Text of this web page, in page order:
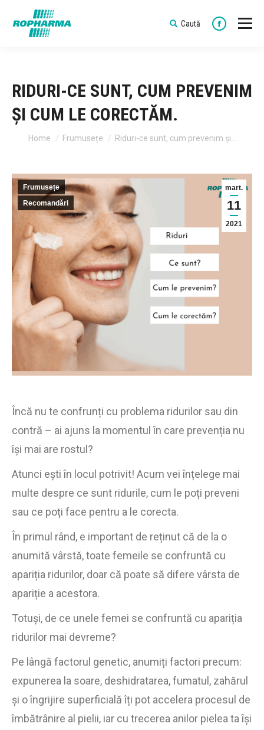
Search:
Caută
Facebook
RIDURI-CE SUNT, CUM PREVENIM
ȘI CUM LE CORECTĂM.
You are here:
Home Frumusețe Riduri-ce sunt, cum prevenim și…
mart.
11
2021
Frumusețe
Recomandări
Încă nu te confrunți cu problema ridurilor sau din
contră – ai ajuns la momentul în care prevenția nu
își mai are rostul?
Atunci ești în locul potrivit! Acum vei înțelege mai
multe despre ce sunt ridurile, cum le poți preveni
sau ce poți face pentru a le corecta.
În primul rând, e important de reținut că de la o
anumită vârstă, toate femeile se confruntă cu
apariția ridurilor, doar că poate să difere vârsta de
apariție a acestora.
Totuși, de ce unele femei se confruntă cu apariția
ridurilor mai devreme?
Pe lângă factorul genetic, anumiți factori precum:
expunerea la soare, deshidratarea, fumatul, zahărul
și o îngrijire superficială îți pot accelera procesul de
îmbătrânire al pielii, iar cu trecerea anilor pielea ta își